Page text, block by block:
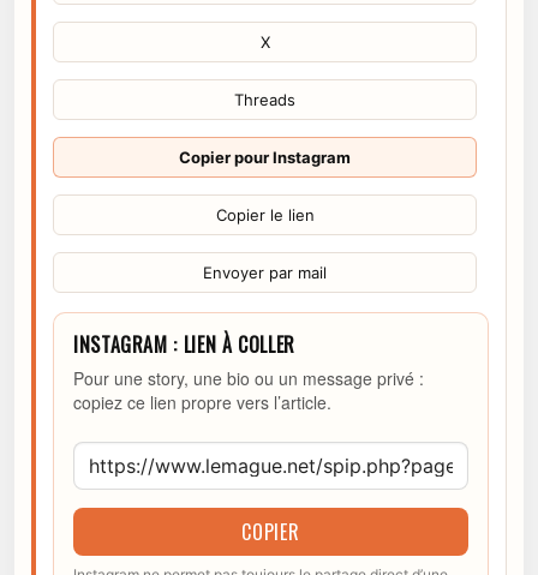
X
Threads
Copier pour Instagram
Copier le lien
Envoyer par mail
INSTAGRAM : LIEN À COLLER
Pour une story, une bio ou un message privé :
copiez ce lien propre vers l’article.
COPIER